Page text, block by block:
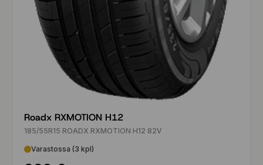
Roadx RXMOTION H12
185/55R15 ROADX RXMOTION H12 82V
Varastossa (3 kpl)